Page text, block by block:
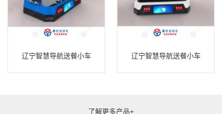
辽宁智慧导航送餐小车 辽宁智慧导航送餐小车
了解更多产品+